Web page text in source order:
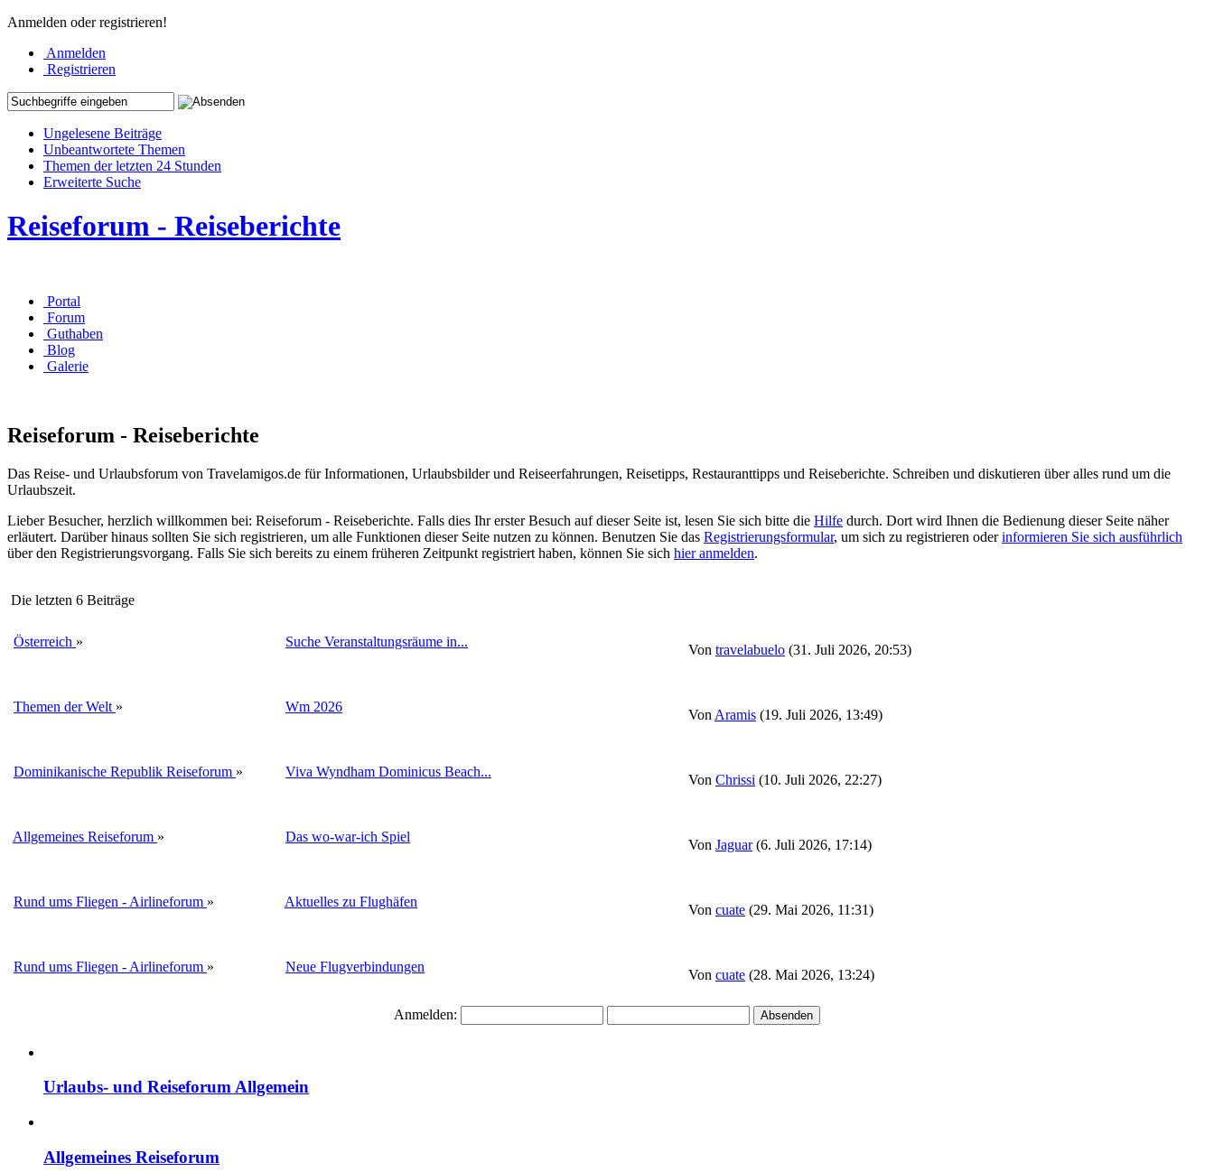
Anmelden oder registrieren!
Anmelden
Registrieren
Ungelesene Beiträge
Unbeantwortete Themen
Themen der letzten 24 Stunden
Erweiterte Suche
Reiseforum - Reiseberichte
Portal
Forum
Guthaben
Blog
Galerie
Reiseforum - Reiseberichte
Das Reise- und Urlaubsforum von Travelamigos.de für Informationen, Urlaubsbilder und Reiseerfahrungen, Reisetipps, Restauranttipps und Reiseberichte. Schreiben und diskutieren über alles rund um die
Urlaubszeit.
Lieber Besucher, herzlich willkommen bei: Reiseforum - Reiseberichte. Falls dies Ihr erster Besuch auf dieser Seite ist, lesen Sie sich bitte die Hilfe durch. Dort wird Ihnen die Bedienung dieser Seite näher
erläutert. Darüber hinaus sollten Sie sich registrieren, um alle Funktionen dieser Seite nutzen zu können. Benutzen Sie das Registrierungsformular, um sich zu registrieren oderinformieren Sie sich ausführlich
über den Registrierungsvorgang. Falls Sie sich bereits zu einem früheren Zeitpunkt registriert haben, können Sie sich hier anmelden.
Die letzten 6 Beiträge
Österreich » Suche Veranstaltungsräume in...
Von travelabuelo (31. Juli 2026, 20:53)
Themen der Welt » Wm 2026
Von Aramis (19. Juli 2026, 13:49)
Dominikanische Republik Reiseforum » Viva Wyndham Dominicus Beach...
Von Chrissi (10. Juli 2026, 22:27)
Allgemeines Reiseforum » Das wo-war-ich Spiel
Von Jaguar (6. Juli 2026, 17:14)
Rund ums Fliegen - Airlineforum » Aktuelles zu Flughäfen
Von cuate (29. Mai 2026, 11:31)
Rund ums Fliegen - Airlineforum » Neue Flugverbindungen
Von cuate (28. Mai 2026, 13:24)
Anmelden:
Urlaubs- und Reiseforum Allgemein
Allgemeines Reiseforum